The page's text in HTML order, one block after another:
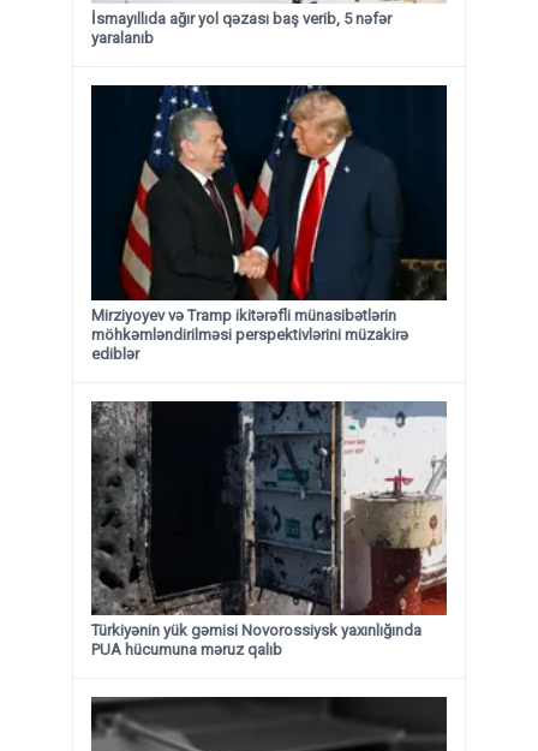
İsmayıllıda ağır yol qəzası baş verib, 5 nəfər
yaralanıb
Mirziyoyev və Tramp ikitərəfli münasibətlərin
möhkəmləndirilməsi perspektivlərini müzakirə
ediblər
Türkiyənin yük gəmisi Novorossiysk yaxınlığında
PUA hücumuna məruz qalıb